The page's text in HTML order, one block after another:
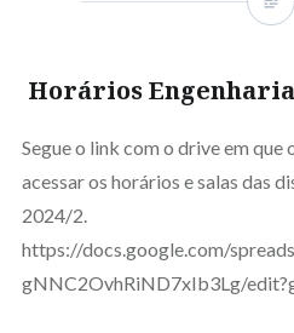
Horários
Segue o link com o drive em que
acessar os horários e salas das
2024/2.
https://docs.google.com/
gNNC2OvhRiND7xIb3Lg/